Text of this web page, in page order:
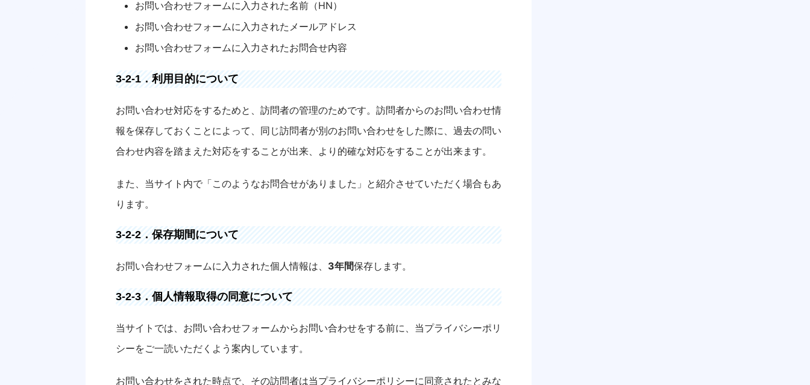
お問い合わせフォームに入力された名前（HN）
お問い合わせフォームに入力されたメールアドレス
お問い合わせフォームに入力されたお問合せ内容
3-2-1．利用目的について
お問い合わせ対応をするためと、訪問者の管理のためです。訪問者からのお問い合わせ情
報を保存しておくことによって、同じ訪問者が別のお問い合わせをした際に、過去の問い
合わせ内容を踏まえた対応をすることが出来、より的確な対応をすることが出来ます。
また、当サイト内で「このようなお問合せがありました」と紹介させていただく場合もあ
ります。
3-2-2．保存期間について
お問い合わせフォームに入力された個人情報は、 3年間保存します。
3-2-3．個人情報取得の同意について
当サイトでは、お問い合わせフォームからお問い合わせをする前に、当プライバシーポリ
シーをご一読いただくよう案内しています。
お問い合わせをされた時点で、その訪問者は当プライバシーポリシーに同意されたとみな